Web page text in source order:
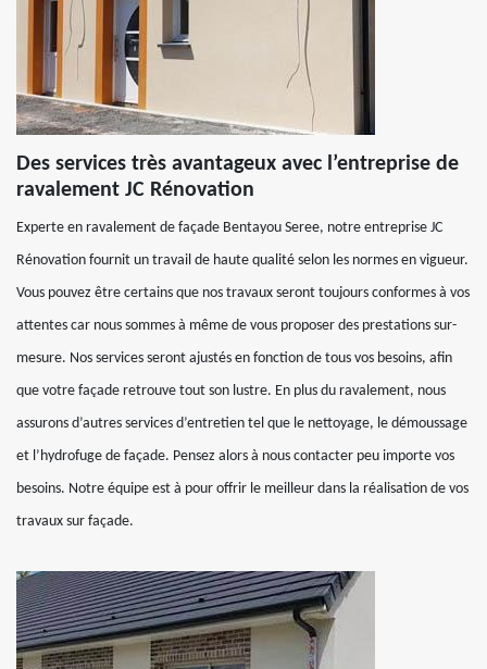
Des services très avantageux avec l’entreprise de
ravalement JC Rénovation
Experte en ravalement de façade Bentayou Seree, notre entreprise JC
Rénovation fournit un travail de haute qualité selon les normes en vigueur.
Vous pouvez être certains que nos travaux seront toujours conformes à vos
attentes car nous sommes à même de vous proposer des prestations sur-
mesure. Nos services seront ajustés en fonction de tous vos besoins, afin
que votre façade retrouve tout son lustre. En plus du ravalement, nous
assurons d’autres services d’entretien tel que le nettoyage, le démoussage
et l’hydrofuge de façade. Pensez alors à nous contacter peu importe vos
besoins. Notre équipe est à pour offrir le meilleur dans la réalisation de vos
travaux sur façade.